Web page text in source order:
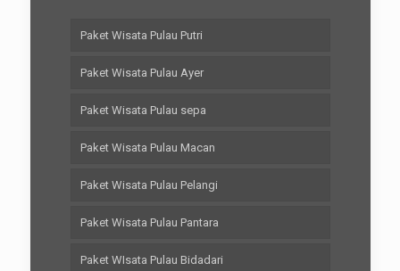
Paket Wisata Pulau Putri
Paket Wisata Pulau Ayer
Paket Wisata Pulau sepa
Paket Wisata Pulau Macan
Paket Wisata Pulau Pelangi
Paket Wisata Pulau Pantara
Paket WIsata Pulau Bidadari